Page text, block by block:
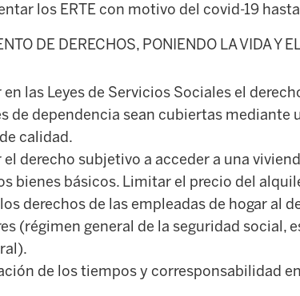
los ERTE con motivo del covid-19
DE DERECHOS, PONIENDO LA VIDA Y
en las Leyes de Servicios Sociales el
de dependencia sean cubiertas mediante
calidad.
el derecho subjetivo a acceder a una
bienes básicos. Limitar el precio del
derechos de las empleadas de hogar al
(régimen general de la seguridad social,
de los tiempos y corresponsabilidad